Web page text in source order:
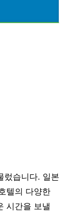
렀습니다. 일본
텔의 다양한
시간을 보낼